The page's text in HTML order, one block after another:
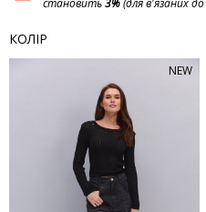
становить3%(для в'язаних до
КОЛІР
NEW